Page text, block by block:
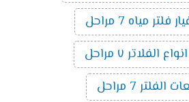
مياه 7 مراحل
الفلاتر ٧ مراحل
7 مراحل